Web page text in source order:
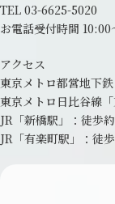
TEL 03-6625-5020
お電話受付時間 10:00
アクセス
東京メトロ都営地下鉄
東京メトロ日比谷線「
JR「新橋駅」：徒歩
JR「有楽町駅」：徒